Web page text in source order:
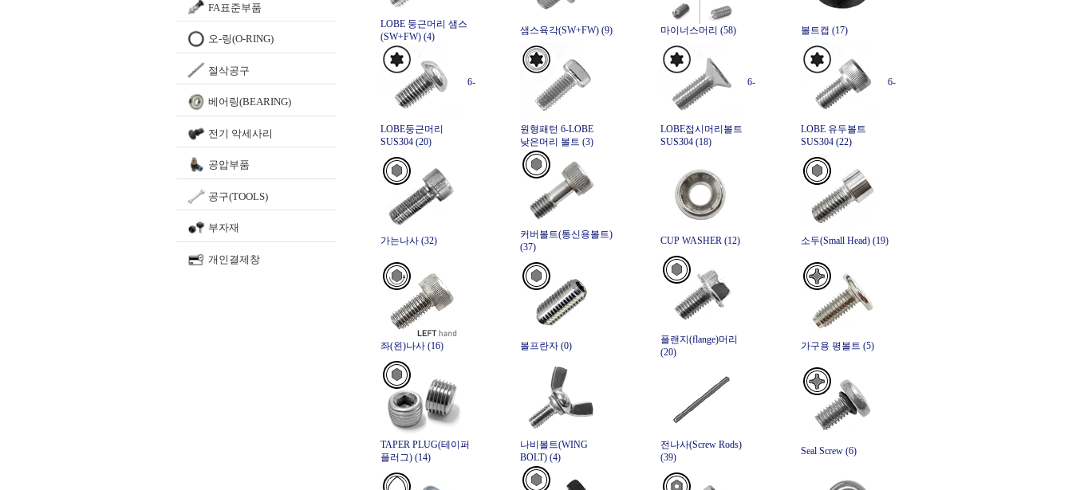
FA표준부품
오-링(O-RING)
절삭공구
베어링(BEARING)
전기 악세사리
공압부품
공구(TOOLS)
부자재
개인결제창
LOBE 둥근머리 샘스
(SW+FW) (4)
샘스육각(SW+FW) (9) 마이너스머리 (58) 볼트캡 (17)
6-
LOBE둥근머리
SUS304 (20)
원형패턴 6-LOBE
낮은머리 볼트 (3)
6-
LOBE접시머리볼트
SUS304 (18)
6-
LOBE 유두볼트
SUS304 (22)
가는나사 (32)
커버볼트(통신용볼트)
(37)
CUP WASHER (12) 소두(Small Head) (19)
좌(왼)나사 (16) 볼프란자 (0)
플랜지(flange)머리
(20)
가구용 평볼트 (5)
TAPER PLUG(테이퍼
플러그) (14)
나비볼트(WING
BOLT) (4)
전나사(Screw Rods)
(39)
Seal Screw (6)